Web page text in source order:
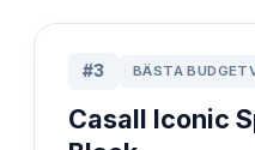
#3 BÄSTA
Casall Iconic